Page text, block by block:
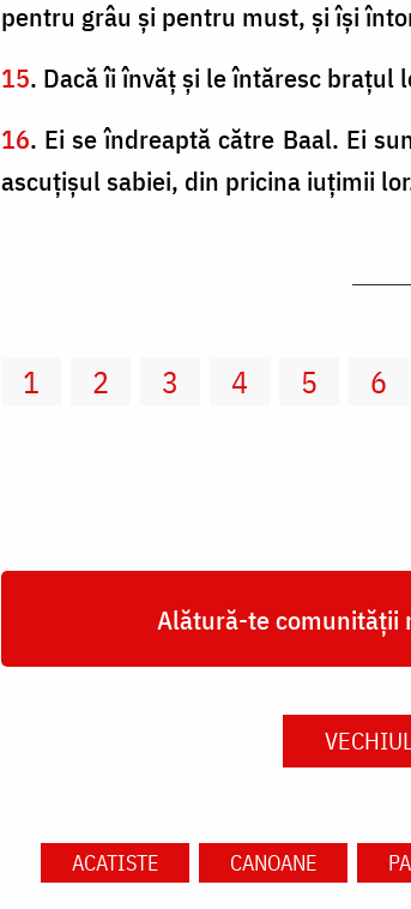
pentru grâu şi pentru must, şi îşi
15. Dacă îi învăţ şi le întăresc braţul
16. Ei se îndreaptă către Baal. Ei
ascuţişul sabiei, din pricina iuţimii
1 2 3 4 5 6
Alătură-te comunității
ACATISTE CANOANE